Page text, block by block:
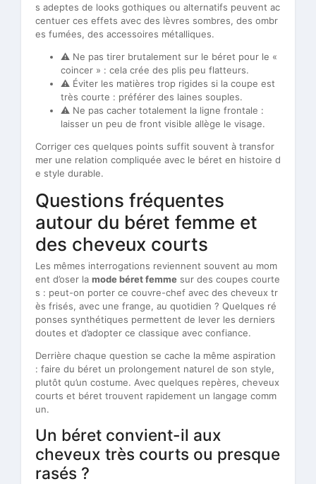
s adeptes de looks gothiques ou alternatifs peuvent ac
centuer ces effets avec des lèvres sombres, des ombr
es fumées, des accessoires métalliques.
⚠️ Ne pas tirer brutalement sur le béret pour le «
coincer » : cela crée des plis peu flatteurs.
⚠️ Éviter les matières trop rigides si la coupe est
très courte : préférer des laines souples.
⚠️ Ne pas cacher totalement la ligne frontale :
laisser un peu de front visible allège le visage.
Corriger ces quelques points suffit souvent à transfor
mer une relation compliquée avec le béret en histoire d
e style durable.
Questions fréquentes
autour du béret femme et
des cheveux courts
Les mêmes interrogations reviennent souvent au mom
ent d’oser la mode béret femme sur des coupes courte
s : peut-on porter ce couvre-chef avec des cheveux tr
ès frisés, avec une frange, au quotidien ? Quelques ré
ponses synthétiques permettent de lever les derniers
doutes et d’adopter ce classique avec confiance.
Derrière chaque question se cache la même aspiration
: faire du béret un prolongement naturel de son style,
plutôt qu’un costume. Avec quelques repères, cheveux
courts et béret trouvent rapidement un langage comm
un.
Un béret convient-il aux
cheveux très courts ou presque
rasés ?